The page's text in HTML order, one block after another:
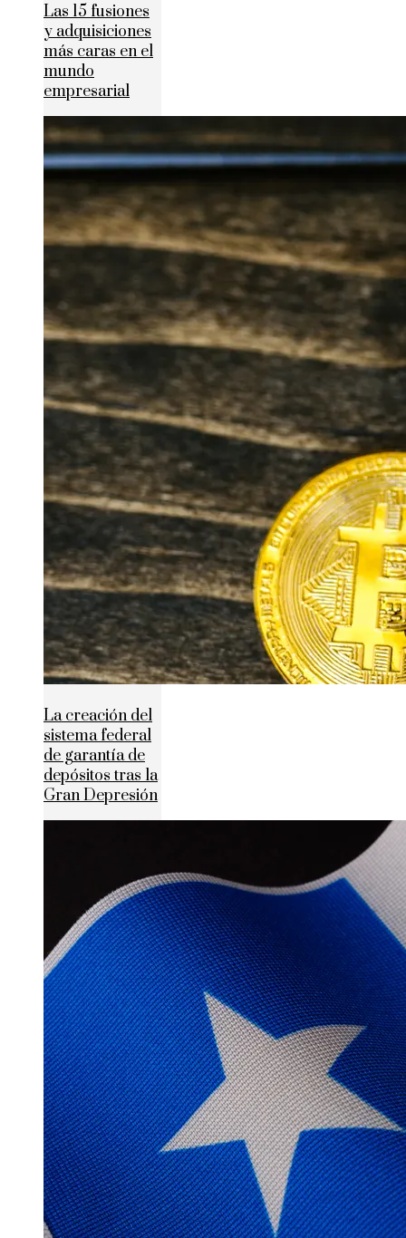
Las 15 fusiones
y adquisiciones
más caras en el
mundo
empresarial
La creación del
sistema federal
de garantía de
depósitos tras la
Gran Depresión